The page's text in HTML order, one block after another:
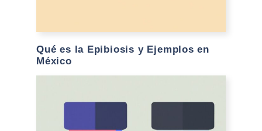
Qué es la Epibiosis y Ejemplos en
México